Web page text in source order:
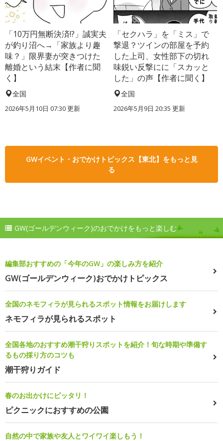
「10万円無断決済!?」誠実夫
が釣り沼へ→「家族より趣
味？」限界妻が突きつけた
離婚という結末【作者に聞
く】
全国
2026年5月10日 07:30 更新
「セクハラ」を「ミス」で
撃退？ツインの部屋を予約
した上司、女性部下の切れ
味鋭い反撃にに「スカッと
した」の声【作者に聞く】
全国
2026年5月9日 20:35 更新
GWイベント・おでかけトピックス【東北】をもっと見
る
GW(ゴールデンウィーク)のおでかけをもっと楽しむ
編集部おすすめの「今年のGW」の楽しみ方を紹介
GW(ゴールデンウィーク)おでかけトピックス
全国のネモフィラが見られるスポット情報をお届けします
ネモフィラが見られるスポット
全国各地のおすすめ潮干狩りスポットを紹介！旬な時期や準備す
るもの採り方のコツも
潮干狩りガイド
春のお出かけにピッタリ！
ピクニックにおすすめの公園
自然の中で家族や友人とワイワイ楽しもう！